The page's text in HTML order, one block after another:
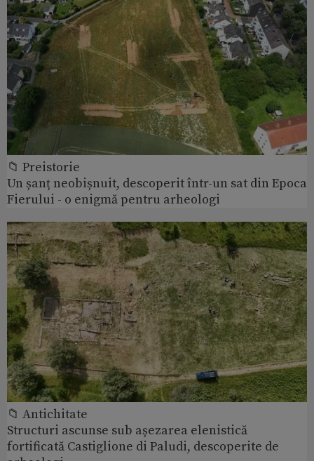
📁 Preistorie
Un șanț neobișnuit, descoperit într-un sat din Epoca
Fierului - o enigmă pentru arheologi
📁 Antichitate
Structuri ascunse sub așezarea elenistică
fortificată Castiglione di Paludi, descoperite de